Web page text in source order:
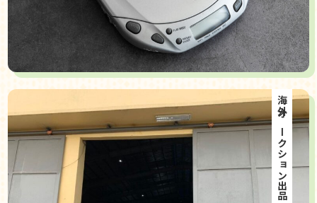
海外オークション出品